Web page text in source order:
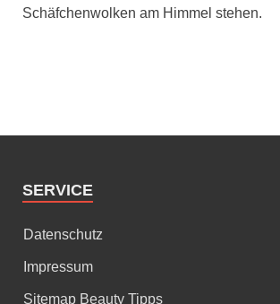
Schäfchenwolken am Himmel stehen.
SERVICE
Datenschutz
Impressum
Sitemap Beauty Tipps